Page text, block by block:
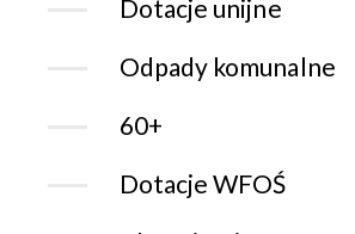
Dotacje unijne
Odpady komunalne
60+
Dotacje WFOŚ